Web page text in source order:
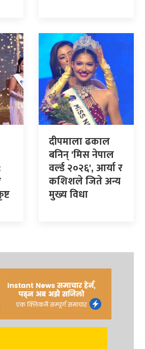
दीपमाला ढकाल
बनिन् 'मिस नेपाल
वर्ल्ड २०२६', आर्या र
कशिशले जिते अन्य
मुख्य विधा